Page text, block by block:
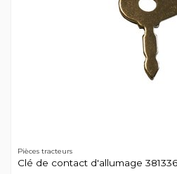
Pièces tracteurs
Clé de contact d'allumage